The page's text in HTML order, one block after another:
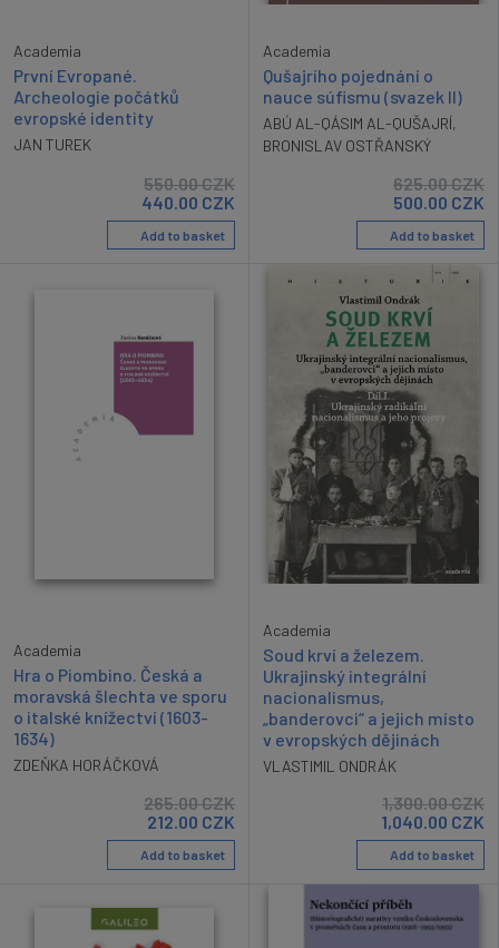
Academia
První Evropané.
Archeologie počátků
evropské identity
JAN TUREK
550.00CZK
440.00 CZK
Add to basket
Academia
Qušajrího pojednání o
nauce súfismu (svazek II)
ABÚ AL-QÁSIM AL-QUŠAJRÍ,
BRONISLAV OSTŘANSKÝ
625.00CZK
500.00 CZK
Add to basket
Academia
Hra o Piombino. Česká a
moravská šlechta ve sporu
o italské knížectví (1603-
1634)
ZDEŇKA HORÁČKOVÁ
265.00CZK
212.00 CZK
Add to basket
Academia
Soud krví a železem.
Ukrajinský integrální
nacionalismus,
„banderovci“ a jejich místo
v evropských dějinách
VLASTIMIL ONDRÁK
1,300.00CZK
1,040.00 CZK
Add to basket